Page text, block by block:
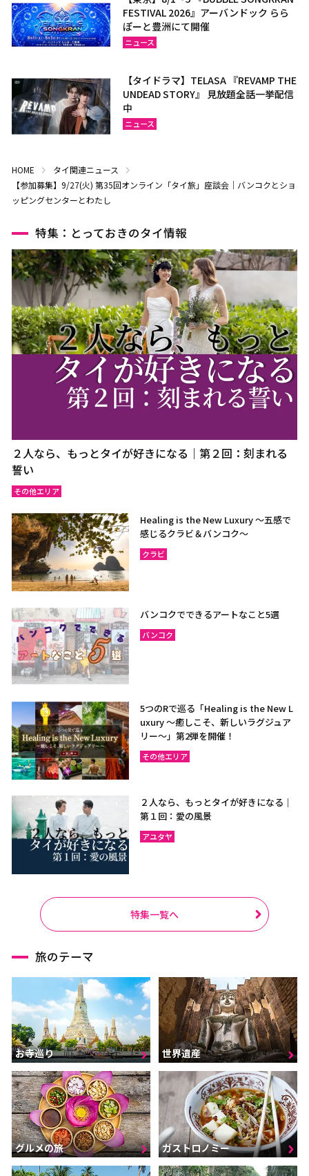
FESTIVAL 2026』アーバンドック らら
ぽーと豊洲にて開催
ニュース
【タイドラマ】TELASA 『REVAMP THE
UNDEAD STORY』 見放題全話一挙配信
中
ニュース
HOME
タイ関連ニュース
【参加募集】9/27(火) 第35回オンライン「タイ旅」座談会｜バンコクとショ
ッピングセンターとわたし
特集：とっておきのタイ情報
２人なら、もっとタイが好きになる｜第２回：刻まれる
誓い
その他エリア
Healing is the New Luxury ～五感で
感じるクラビ＆バンコク～
クラビ
バンコクでできるアートなこと5選
バンコク
5つのRで巡る「Healing is the New L
uxury ～癒しこそ、新しいラグジュア
リー〜」第2弾を開催！
その他エリア
２人なら、もっとタイが好きになる｜
第１回：愛の風景
アユタヤ
特集一覧へ
旅のテーマ
お寺巡り 世界遺産
グルメの旅 ガストロノミー